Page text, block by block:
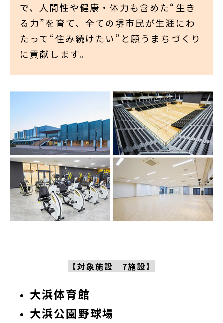
で、人間性や健康・体力も含めた“生き
る力”を育て、全ての堺市民が生涯にわ
たって“住み続けたい”と願うまちづくり
に貢献します。
【対象施設 7施設】
大浜体育館
大浜公園野球場